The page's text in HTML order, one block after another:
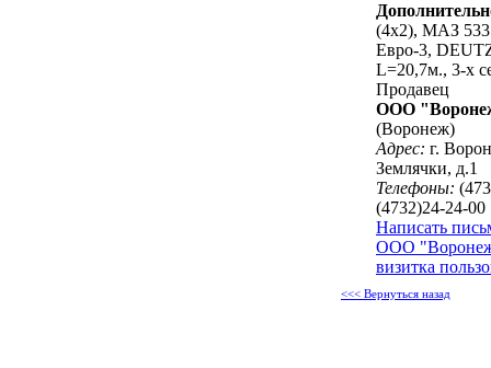
(4х2), МАЗ
Евро-3,
L=20,7м., 3-х
Продавец
ООО
(Воронеж)
Адрес: г.
Землячки, д.1
Телефоны:
(4732)24-24-00
Написать
ООО
визитка
<<< Вернуться назад